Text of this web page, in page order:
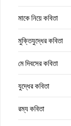
মাকে নিয়ে কবিতা
মুক্তিযুদ্ধের কবিতা
মে দিবসের কবিতা
যুদ্ধের কবিতা
রম্য কবিতা